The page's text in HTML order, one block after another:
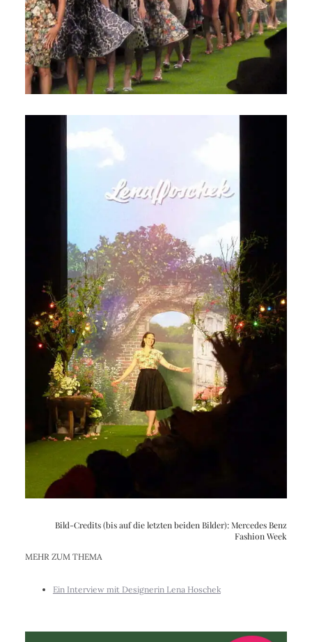
Bild-Credits (bis auf die letzten beiden Bilder): Mercedes Benz
Fashion Week
MEHR ZUM THEMA
Ein Interview mit Designerin Lena Hoschek